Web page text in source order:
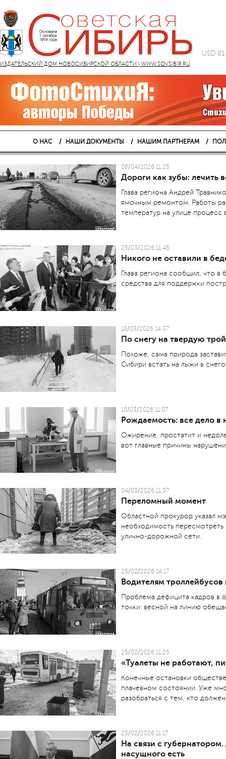
ИЗДАТЕЛЬСКИЙ ДОМ НОВОСИБИРСКОЙ ОБЛАСТИ | WWW.SOVSIBIR.RU
USD
О НАС НАШИ ДОКУМЕНТЫ НАШИМ ПАРТНЕРАМ
08/04/2026 11:25
Дороги как зубы: лечить
Глава региона Андрей
ямочным ремонтом. Работы
температур на улице процесс
25/03/2026 11:45
Никого не оставили в
Глава региона сообщил, что
средства для поддержки
18/03/2026 14:37
По снегу на твердую
Похоже, сама природа
Сибири встать на лыжи в
18/03/2026 11:07
Рождаемость: все дело в
Ожирение, простатит и
вот главные причины
04/03/2026 11:07
Переломный момент
Областной прокурор указал
необходимость
улично-дорожной сети.
25/02/2026 14:17
Водителям
Проблема дефицита кадров в
точки: весной на линию
25/02/2026 11:25
«Туалеты не работают,
Конечные остановки
плачевном состоянии. Уже
разобраться с тем, кто
25/02/2026 11:17
На связи с
насущного есть